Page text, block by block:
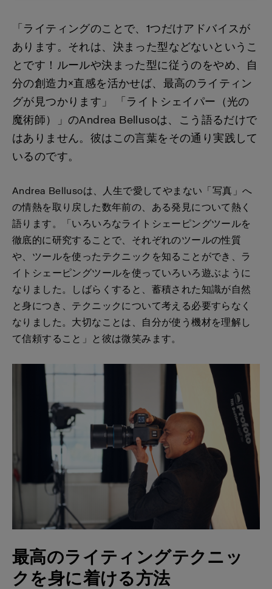
「ライティングのことで、1つだけアドバイスが
あります。それは、決まった型などないというこ
とです！ルールや決まった型に従うのをやめ、自
分の創造力×直感を活かせば、最高のライティン
グが見つかります」 「ライトシェイパー（光の
魔術師）」のAndrea Bellusoは、こう語るだけで
はありません。彼はこの言葉をその通り実践して
いるのです。
Andrea Bellusoは、人生で愛してやまない「写真」へ
の情熱を取り戻した数年前の、ある発見について熱く
語ります。「いろいろなライトシェーピングツールを
徹底的に研究することで、それぞれのツールの性質
や、ツールを使ったテクニックを知ることができ、ラ
イトシェーピングツールを使っていろいろ遊ぶように
なりました。しばらくすると、蓄積された知識が自然
と身につき、テクニックについて考える必要すらなく
なりました。大切なことは、自分が使う機材を理解し
て信頼すること」と彼は微笑みます。
最高のライティングテクニッ
クを身に着ける方法